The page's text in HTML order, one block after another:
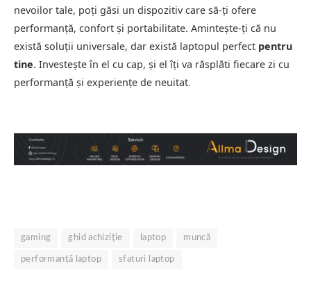
nevoilor tale, poți găsi un dispozitiv care să-ți ofere
performanță, confort și portabilitate. Amintește-ți că nu
există soluții universale, dar există laptopul perfect pentru
tine. Investește în el cu cap, și el îți va răsplăti fiecare zi cu
performanță și experiențe de neuitat.
gaming ghid achiziție laptop muncă
performanță laptop sfaturi laptop